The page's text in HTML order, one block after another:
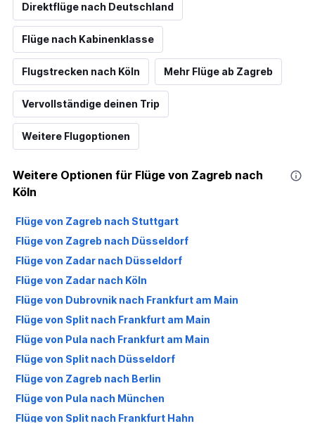
Direktflüge nach Deutschland
Flüge nach Kabinenklasse
Flugstrecken nach Köln Mehr Flüge ab Zagreb
Vervollständige deinen Trip
Weitere Flugoptionen
Weitere Optionen für Flüge von Zagreb nach
Köln
Flüge von Zagreb nach Stuttgart
Flüge von Zagreb nach Düsseldorf
Flüge von Zadar nach Düsseldorf
Flüge von Zadar nach Köln
Flüge von Dubrovnik nach Frankfurt am Main
Flüge von Split nach Frankfurt am Main
Flüge von Pula nach Frankfurt am Main
Flüge von Split nach Düsseldorf
Flüge von Zagreb nach Berlin
Flüge von Pula nach München
Flüge von Split nach Frankfurt Hahn